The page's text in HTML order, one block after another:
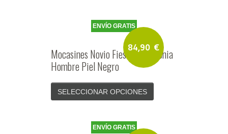
84,90 €
ENVÍO GRATIS
Mocasines Novio Fiesta Ceremonia
Hombre Piel Negro
SELECCIONAR OPCIONES
ENVÍO GRATIS